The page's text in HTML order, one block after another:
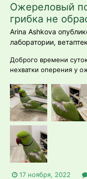
Ожереловый
грибка не
Arina Ashkova
лаборатории,
Доброго времени
нехватки оперения у
два курса нистатина
курса). Все это
После линьки у...
17 ноября, 2022